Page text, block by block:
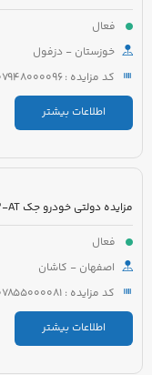
فعال
خوزستان - دزفول
کد مزایده : 5221007948000096
اطلاعات بیشتر
فعال
اصفهان - کاشان
کد مزایده : 5221007855000081
اطلاعات بیشتر